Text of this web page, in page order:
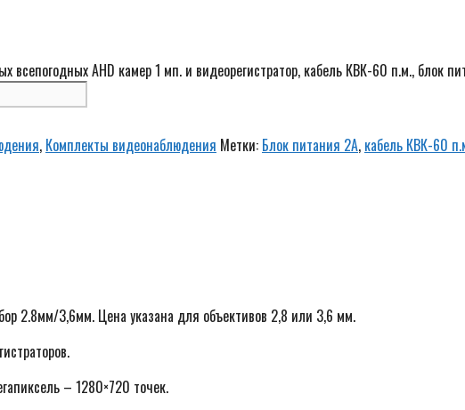
AHD камер 1 мп. и видеорегистратор, кабель КВК-60 п.м., блок
, Комплекты видеонаблюдения Метки: Блок питания 2A, кабель КВК-60
2.8мм/3,6мм. Цена указана для объективов 2,8 или 3,6 мм.
– 1280×720 точек.